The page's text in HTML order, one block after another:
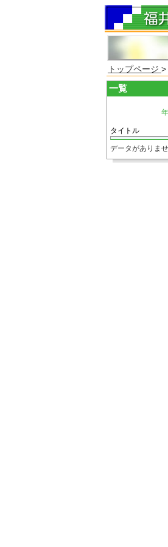
トップページ >
一覧
タイトル
データがありませ